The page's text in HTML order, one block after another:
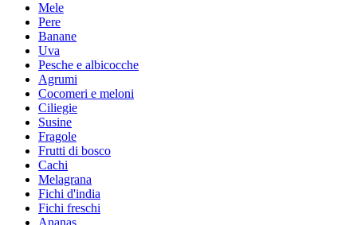
Mele
Pere
Banane
Uva
Pesche e albicocche
Agrumi
Cocomeri e meloni
Ciliegie
Susine
Fragole
Frutti di bosco
Cachi
Melagrana
Fichi d'india
Fichi freschi
Ananas